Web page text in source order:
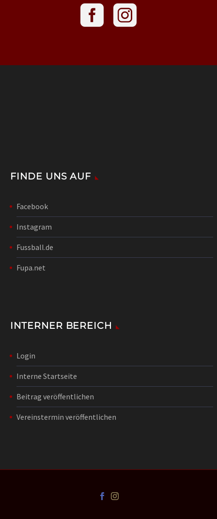
FINDE UNS AUF
Facebook
Instagram
Fussball.de
Fupa.net
INTERNER BEREICH
Login
Interne Startseite
Beitrag veröffentlichen
Vereinstermin veröffentlichen